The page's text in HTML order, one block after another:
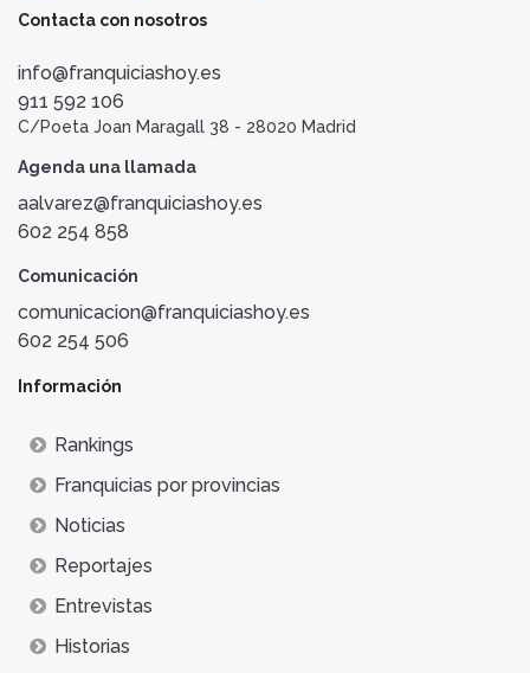
Contacta con nosotros
info@franquiciashoy.es
911 592 106
C/Poeta Joan Maragall 38 - 28020 Madrid
Agenda una llamada
aalvarez@franquiciashoy.es
602 254 858
Comunicación
comunicacion@franquiciashoy.es
602 254 506
Información
Rankings
Franquicias por provincias
Noticias
Reportajes
Entrevistas
Historias